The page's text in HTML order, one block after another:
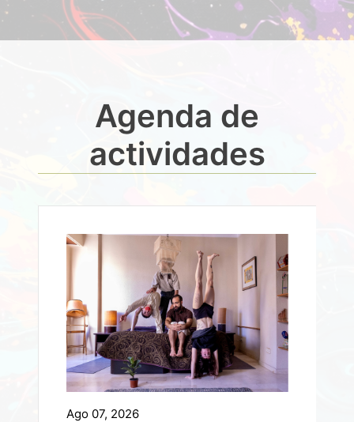
Agenda de
actividades
Ago 07, 2026